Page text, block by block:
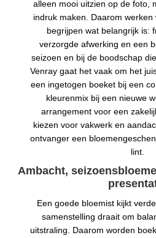
alleen mooi uitzien op de foto,
indruk maken. Daarom
begrijpen wat belangrijk is:
verzorgde afwerking en een
seizoen en bij de boodschap
Venray gaat het vaak om het
een ingetogen boeket bij een
kleurenmix bij een nieuwe
arrangement voor een
kiezen voor vakwerk en
ontvanger een
lint.
Ambacht,
Een goede bloemist kijkt
samenstelling draait om
uitstraling. Daarom worden